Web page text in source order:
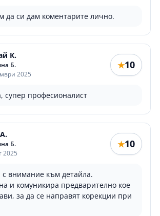
да си дам коментарите лично.
К.
Б.
2025
★10
супер професионалист
Б.
2025
★10
с внимание към детайла.
и комуникира предварително кое
за да се направят корекции при